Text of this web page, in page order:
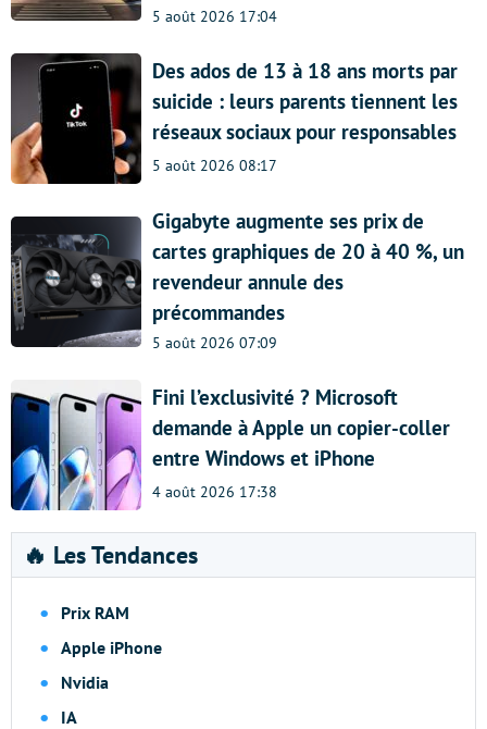
5 août 2026 17:04
Des ados de 13 à 18 ans morts par
suicide : leurs parents tiennent les
réseaux sociaux pour responsables
5 août 2026 08:17
Gigabyte augmente ses prix de
cartes graphiques de 20 à 40 %, un
revendeur annule des
précommandes
5 août 2026 07:09
Fini l’exclusivité ? Microsoft
demande à Apple un copier-coller
entre Windows et iPhone
4 août 2026 17:38
🔥 Les Tendances
Prix RAM
Apple iPhone
Nvidia
IA